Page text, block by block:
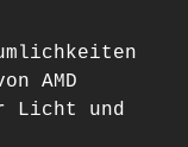
AMD
Licht und